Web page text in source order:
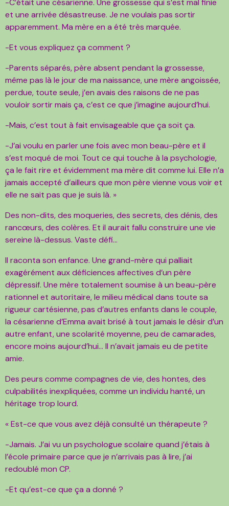
et une arrivée désastreuse. Je ne voulais pas sortir
apparemment. Ma mère en a été très marquée.
-Et vous expliquez ça comment ?
-Parents séparés, père absent pendant la grossesse,
même pas là le jour de ma naissance, une mère angoissée,
perdue, toute seule, j’en avais des raisons de ne pas
vouloir sortir mais ça, c’est ce que j’imagine aujourd’hui.
-Mais, c’est tout à fait envisageable que ça soit ça.
-J’ai voulu en parler une fois avec mon beau-père et il
s’est moqué de moi. Tout ce qui touche à la psychologie,
ça le fait rire et évidemment ma mère dit comme lui. Elle n’a
jamais accepté d’ailleurs que mon père vienne vous voir et
elle ne sait pas que je suis là. »
Des non-dits, des moqueries, des secrets, des dénis, des
rancœurs, des colères. Et il aurait fallu construire une vie
sereine là-dessus. Vaste défi…
Il raconta son enfance. Une grand-mère qui palliait
exagérément aux déficiences affectives d’un père
dépressif. Une mère totalement soumise à un beau-père
rationnel et autoritaire, le milieu médical dans toute sa
rigueur cartésienne, pas d’autres enfants dans le couple,
la césarienne d’Emma avait brisé à tout jamais le désir d’un
autre enfant, une scolarité moyenne, peu de camarades,
encore moins aujourd’hui… Il n’avait jamais eu de petite
amie.
Des peurs comme compagnes de vie, des hontes, des
culpabilités inexpliquées, comme un individu hanté, un
héritage trop lourd.
« Est-ce que vous avez déjà consulté un thérapeute ?
-Jamais. J’ai vu un psychologue scolaire quand j’étais à
l’école primaire parce que je n’arrivais pas à lire, j’ai
redoublé mon CP.
-Et qu’est-ce que ça a donné ?